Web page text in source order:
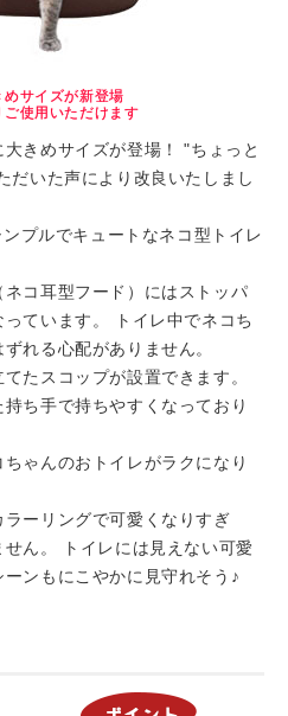
サイズが新登場
使用いただけます
きめサイズが登場！ "ちょっと
だいた声により改良いたしまし
プルでキュートなネコ型トイレ
コ耳型フード）にはストッパ
ています。 トイレ中でネコち
れる心配がありません。
たスコップが設置できます。
ち手で持ちやすくなっており
ゃんのおトイレがラクになり
ーリングで可愛くなりすぎ
ん。 トイレには見えない可愛
ンもにこやかに見守れそう♪